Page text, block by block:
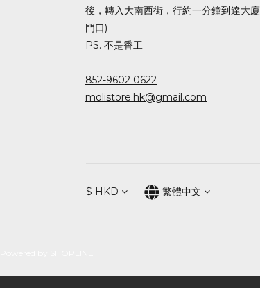
後，轉入大南西街，行約一分鐘到達大廈
門口)
PS. 不是香工
852-9602 0622
molistore.hk@gmail.com
$ HKD 繁體中文